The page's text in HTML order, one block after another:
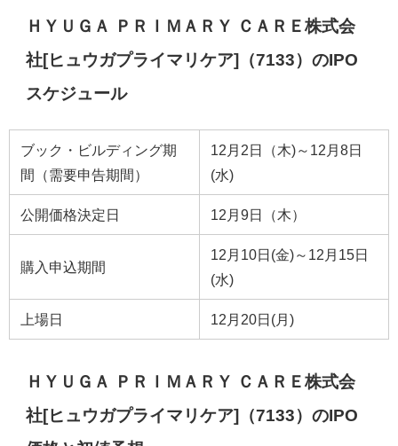
ＨＹＵＧＡ ＰＲＩＭＡＲＹ ＣＡＲＥ株式会
社[ヒュウガプライマリケア]（7133）のIPO
スケジュール
ブック・ビルディング期
間（需要申告期間）
12月2日（木)～12月8日
(水)
公開価格決定日 12月9日（木）
購入申込期間
12月10日(金)～12月15日
(水)
上場日 12月20日(月)
ＨＹＵＧＡ ＰＲＩＭＡＲＹ ＣＡＲＥ株式会
社[ヒュウガプライマリケア]（7133）のIPO